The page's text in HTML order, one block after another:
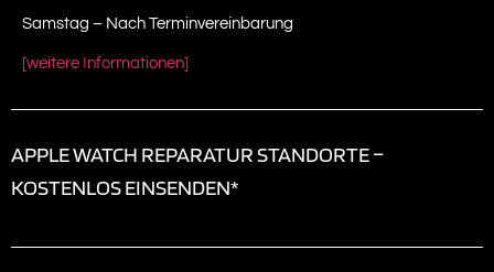
Samstag – Nach Terminvereinbarung
[weitere Informationen]
APPLE WATCH REPARATUR STANDORTE –
KOSTENLOS EINSENDEN*